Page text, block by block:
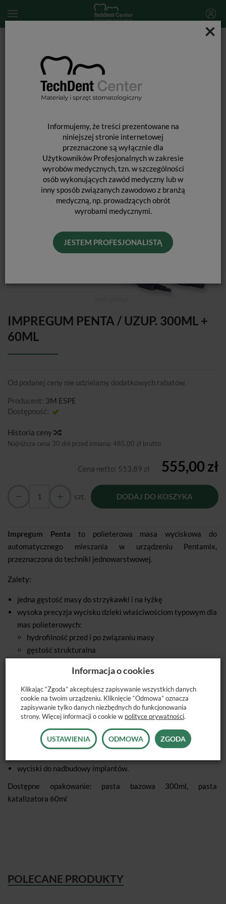
×
Informujemy, że treści prezentowane na
niniejszej stronie internetowej
przeznaczone są wyłącznie dla
Użytkowników Profesjonalnych w zakresie
wyrobów medycznych, tzn. w szczególności
osób wykonujących zawód medyczny lub w
inny sposób związanych zawodowo z branżą
medyczną, np. prowadzących obrót
wyrobami medycznymi.
JESTEM PROFESJONALISTĄ
Masy wyciskowe do automatycznego mieszania
Impregum Penta / uzup. 300ml + 60ml
IMPREGUM PENTA / UZUP. 300ML +
60ML
Od podanej ceny nie udzielamy dodatkowych rabatów.
Producent: 3M ESPE
Dostępność:
Historia ceny
Najniższa cena 30 dni przed zmianą: 485,00 zł brutto
Cena netto: 513,89 zł 555,00 zł
szt. DODAJ DO KOSZYKA
Impregum Penta to polieterowa masa wyciskowa do
automatycznego mieszania w urządzeniu Pentamix,
przeznaczona do techniki jednowarstwowej.
Zalety:
jedna gęstość masy do strzykawki i na łyżkę
wysoka precyzja wycisku dzieki właściwościom typowym dla
mas polieterowych:
hydrofilność przed i po związaniu masy
gęstość strukturalna
wycisku przez dwa tygodnie.
Wskazania:
wyciski pod wkłady, nakłady, korony i mosty
wyciski czynnościowe
wyciski do nadbudowy implantów.
Dostępne opakowanie: pasta bazowa 300ml, pasta
katalizatora 60ml
POLECANE PRODUKTY
Informacja o cookies
Klikając “Zgoda” akceptujesz zapisywanie wszystkich danych
cookie na twoim urządzeniu. Kliknięcie “Odmowa” oznacza
zapisywanie tylko danych niezbędnych do funkcjonowania
strony. Więcej informacji o cookie w polityce prywatności.
USTAWIENIA ODMOWA ZGODA